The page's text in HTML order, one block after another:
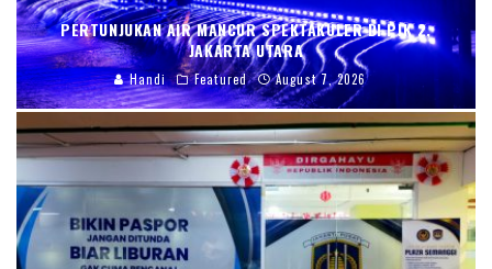
PERTUNJUKAN AIR MANCUR SPEKTAKULER DI PIK 2,
JAKARTA UTARA
Handi Featured August 7, 2026